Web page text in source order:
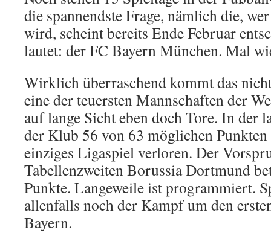
die spannendste Frage, nämlich die,
wird, scheint bereits Ende Februar
lautet: der FC Bayern München. Mal
Wirklich überraschend kommt das
eine der teuersten Mannschaften der
auf lange Sicht eben doch Tore. In der
der Klub 56 von 63 möglichen
einziges Ligaspiel verloren. Der
Tabellenzweiten Borussia Dortmund
Punkte. Langeweile ist programmiert.
allenfalls noch der Kampf um den
Bayern.